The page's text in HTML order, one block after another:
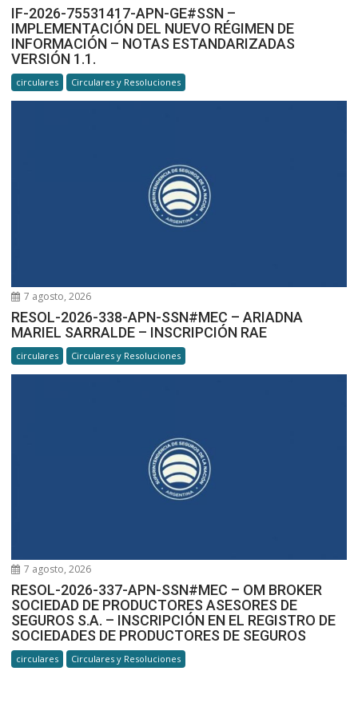
IF-2026-75531417-APN-GE#SSN –
IMPLEMENTACIÓN DEL NUEVO RÉGIMEN DE
INFORMACIÓN – NOTAS ESTANDARIZADAS
VERSIÓN 1.1.
circulares Circulares y Resoluciones
7 agosto, 2026
RESOL-2026-338-APN-SSN#MEC – ARIADNA
MARIEL SARRALDE – INSCRIPCIÓN RAE
circulares Circulares y Resoluciones
7 agosto, 2026
RESOL-2026-337-APN-SSN#MEC – OM BROKER
SOCIEDAD DE PRODUCTORES ASESORES DE
SEGUROS S.A. – INSCRIPCIÓN EN EL REGISTRO DE
SOCIEDADES DE PRODUCTORES DE SEGUROS
circulares Circulares y Resoluciones